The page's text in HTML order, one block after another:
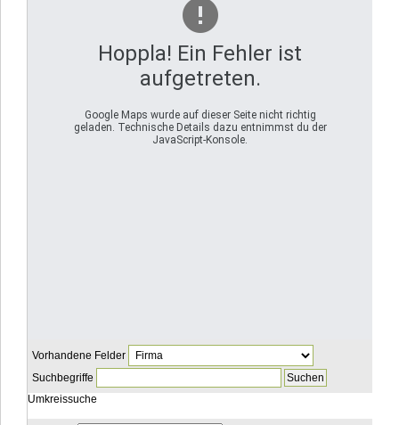
Hoppla! Ein Fehler ist
aufgetreten.
Google Maps wurde auf dieser Seite nicht richtig
geladen. Technische Details dazu entnimmst du der
JavaScript-Konsole.
Vorhandene Felder
Suchbegriffe
Umkreissuche